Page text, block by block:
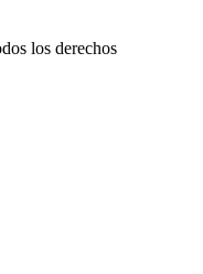
los derechos